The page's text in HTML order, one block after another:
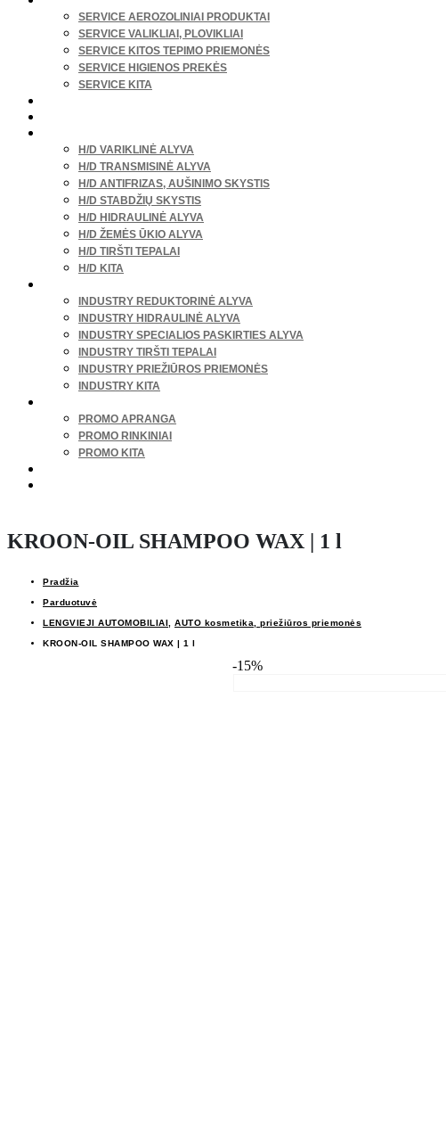
SERVICE AEROZOLINIAI PRODUKTAI
SERVICE VALIKLIAI, PLOVIKLIAI
SERVICE KITOS TEPIMO PRIEMONĖS
SERVICE HIGIENOS PREKĖS
SERVICE KITA
H/D VARIKLINĖ ALYVA
H/D TRANSMISINĖ ALYVA
H/D ANTIFRIZAS, AUŠINIMO SKYSTIS
H/D STABDŽIŲ SKYSTIS
H/D HIDRAULINĖ ALYVA
H/D ŽEMĖS ŪKIO ALYVA
H/D TIRŠTI TEPALAI
H/D KITA
INDUSTRY REDUKTORINĖ ALYVA
INDUSTRY HIDRAULINĖ ALYVA
INDUSTRY SPECIALIOS PASKIRTIES ALYVA
INDUSTRY TIRŠTI TEPALAI
INDUSTRY PRIEŽIŪROS PRIEMONĖS
INDUSTRY KITA
PROMO APRANGA
PROMO RINKINIAI
PROMO KITA
KROON-OIL SHAMPOO WAX | 1 l
Pradžia
Parduotuvė
LENGVIEJI AUTOMOBILIAI AUTO kosmetika, priežiūros priemonės
KROON-OIL SHAMPOO WAX | 1 l
-15%